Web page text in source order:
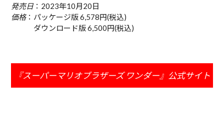
発売日：2023年10月20日
価格：パッケージ版 6,578円(税込)
ダウンロード版 6,500円(税込)
『スーパーマリオブラザーズ ワンダー』公式サイト